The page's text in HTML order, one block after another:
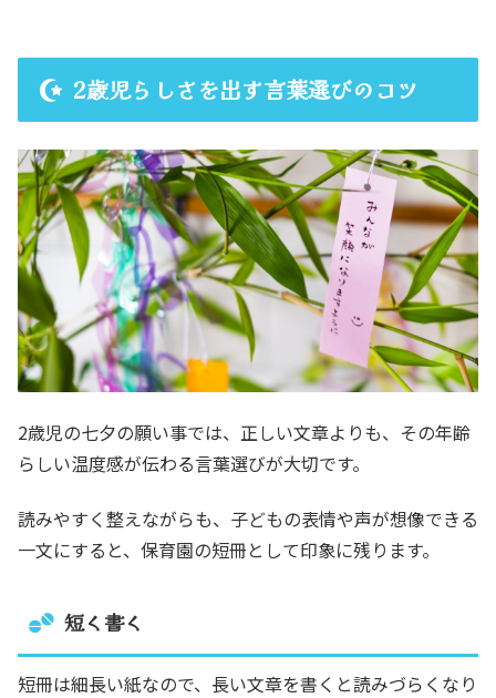
2歳児らしさを出す言葉選びのコツ
2歳児の七夕の願い事では、正しい文章よりも、その年齢
らしい温度感が伝わる言葉選びが大切です。
読みやすく整えながらも、子どもの表情や声が想像できる
一文にすると、保育園の短冊として印象に残ります。
短く書く
短冊は細長い紙なので、長い文章を書くと読みづらくなり